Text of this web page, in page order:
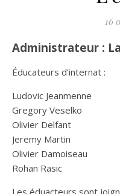
16
Administrateur :
Éducateurs d’internat :
Ludovic Jeanmenne
Gregory Veselko
Olivier Delfant
Jeremy Martin
Olivier Damoiseau
Rohan Rasic
Les éduacteurs sont